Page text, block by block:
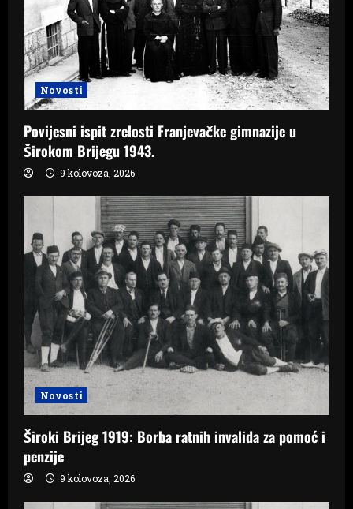
Novosti
Povijesni ispit zrelosti Franjevačke gimnazije u
Širokom Brijegu 1943.
9 kolovoza, 2026
Novosti
Široki Brijeg 1919: Borba ratnih invalida za pomoć i
penzije
9 kolovoza, 2026